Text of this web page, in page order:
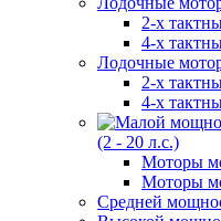
2-х
4-х
Лодочные
2-х
4-х
(2 - 20 л.с.)
Моторы
Моторы
Средней